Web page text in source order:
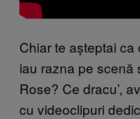
Chiar te așteptai
iau razna pe scenă
Rose? Ce dracu’,
cu videoclipuri